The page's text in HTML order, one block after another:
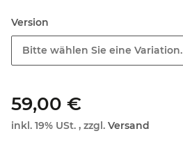
Version
Bitte wählen Sie eine Variation.
59,00 €
inkl. 19% USt. , zzgl. Versand